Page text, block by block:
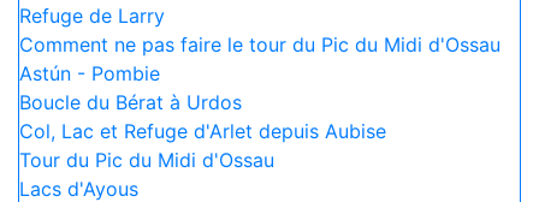
Refuge de Larry
Comment ne pas faire le tour du Pic du Midi d'Ossau
Astún - Pombie
Boucle du Bérat à Urdos
Col, Lac et Refuge d'Arlet depuis Aubise
Tour du Pic du Midi d'Ossau
Lacs d'Ayous